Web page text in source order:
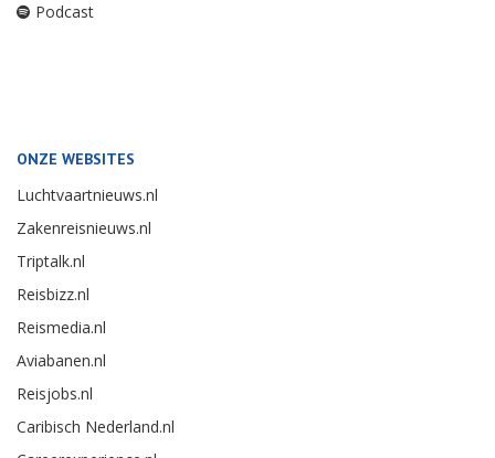
Podcast
ONZE WEBSITES
Luchtvaartnieuws.nl
Zakenreisnieuws.nl
Triptalk.nl
Reisbizz.nl
Reismedia.nl
Aviabanen.nl
Reisjobs.nl
Caribisch Nederland.nl